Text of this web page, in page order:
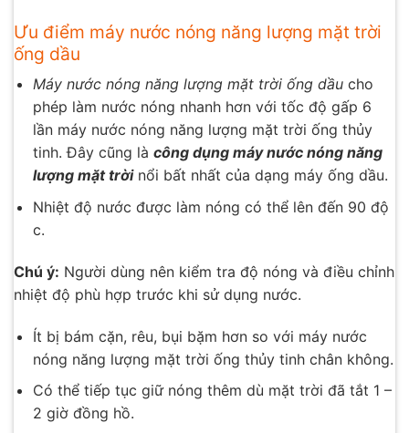
Ưu điểm máy nước nóng năng lượng mặt trời
ống dầu
Máy nước nóng năng lượng mặt trời ống dầucho
phép làm nước nóng nhanh hơn với tốc độ gấp 6
lần máy nước nóng năng lượng mặt trời ống thủy
tinh. Đây cũng là công dụng máy nước nóng năng
lượng mặt trờinổi bất nhất của dạng máy ống dầu.
Nhiệt độ nước được làm nóng có thể lên đến 90 độ
c.
Chú ý: Người dùng nên kiểm tra độ nóng và điều chỉnh
nhiệt độ phù hợp trước khi sử dụng nước.
Ít bị bám cặn, rêu, bụi bặm hơn so với máy nước
nóng năng lượng mặt trời ống thủy tinh chân không.
Có thể tiếp tục giữ nóng thêm dù mặt trời đã tắt 1 –
2 giờ đồng hồ.